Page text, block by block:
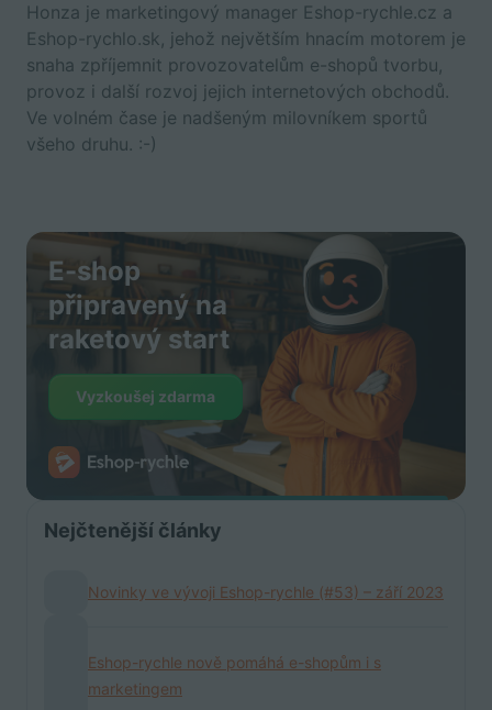
Honza je marketingový manager Eshop-rychle.cz a
Eshop-rychlo.sk, jehož největším hnacím motorem je
snaha zpříjemnit provozovatelům e-shopů tvorbu,
provoz i další rozvoj jejich internetových obchodů.
Ve volném čase je nadšeným milovníkem sportů
všeho druhu. :-)
E-shop
připravený na
raketový start
Vyzkoušej zdarma
Nejčtenější články
Novinky ve vývoji Eshop-rychle (#53) – září 2023
Eshop-rychle nově pomáhá e-shopům i s
marketingem